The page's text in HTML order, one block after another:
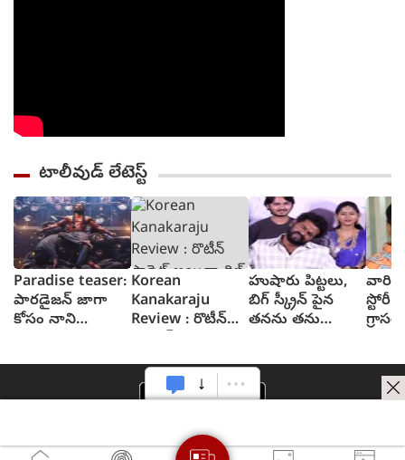
టాలీవుడ్ లేటెస్ట్
Paradise teaser:
పారడైజన్ జాగా
కోసం నాని
Korean
Kanakaraju
Review : రొటీన్
కొరియన్ కనకరాజు
- రివ్యూ
హుషారు పిట్టలు,
బిగ్ స్క్రీన్ పైన
తనను తను
నటుడు, వీడియో
వైరల్
వారి
స్టోరీ